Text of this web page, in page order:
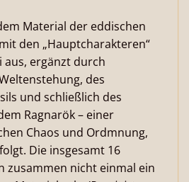
Material der eddischen
den „Hauptcharakteren“
aus, ergänzt durch
des
und schließlich des
Ragnarök – einer
Chaos und Ordmnung,
Die insgesamt 16
zusammen nicht einmal ein